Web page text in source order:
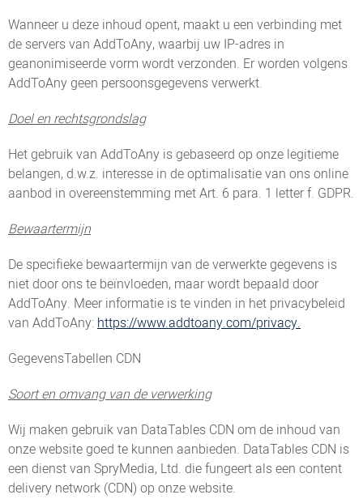
Wanneer u deze inhoud opent, maakt u een verbinding met
de servers van AddToAny, waarbij uw IP-adres in
geanonimiseerde vorm wordt verzonden. Er worden volgens
AddToAny geen persoonsgegevens verwerkt.
Doel en rechtsgrondslag
Het gebruik van AddToAny is gebaseerd op onze legitieme
belangen, d.w.z. interesse in de optimalisatie van ons online
aanbod in overeenstemming met Art. 6 para. 1 letter f. GDPR.
Bewaartermijn
De specifieke bewaartermijn van de verwerkte gegevens is
niet door ons te beïnvloeden, maar wordt bepaald door
AddToAny. Meer informatie is te vinden in het privacybeleid
van AddToAny: https://www.addtoany.com/privacy.
GegevensTabellen CDN
Soort en omvang van de verwerking
Wij maken gebruik van DataTables CDN om de inhoud van
onze website goed te kunnen aanbieden. DataTables CDN is
een dienst van SpryMedia, Ltd. die fungeert als een content
delivery network (CDN) op onze website.